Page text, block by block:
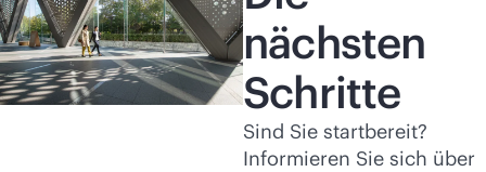
nächsten
Schritte
Sind Sie startbereit?
Informieren Sie sich über